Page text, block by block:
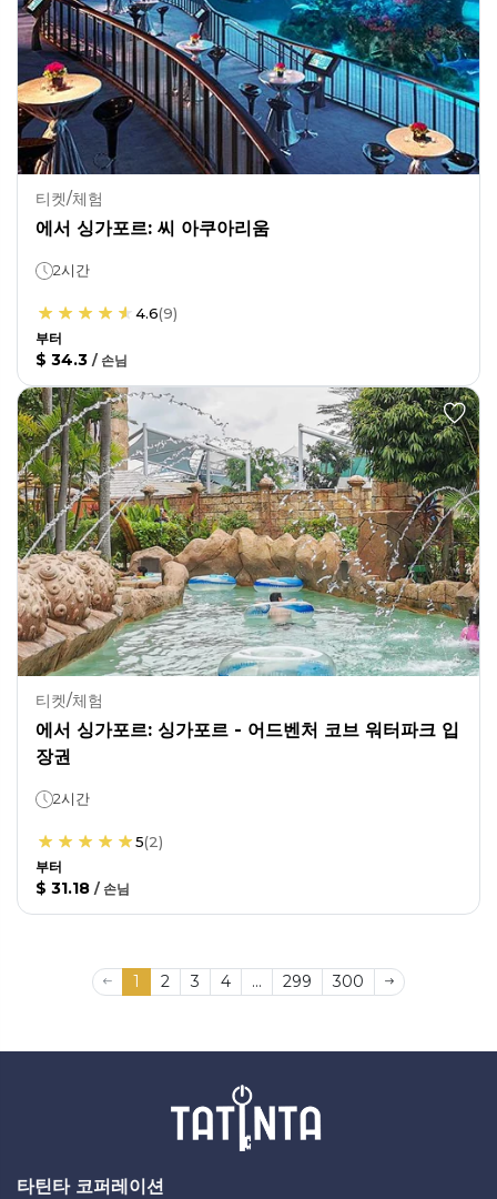
티켓/체험
에서 싱가포르: 씨 아쿠아리움
2시간
4.6(9)
부터
$ 34.3 / 손님
티켓/체험
에서 싱가포르: 싱가포르 - 어드벤처 코브 워터파크 입
장권
2시간
5(2)
부터
$ 31.18 / 손님
1 2 3 4 ... 299 300
타틴타 코퍼레이션